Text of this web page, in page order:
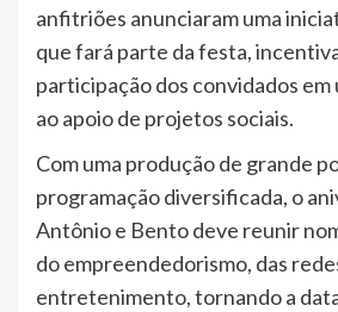
anfitriões anunciaram uma
que fará parte da festa,
participação dos convidados em
ao apoio de projetos sociais.
Com uma produção de grande
programação diversificada, o
Antônio e Bento deve reunir
do empreendedorismo, das
entretenimento, tornando a